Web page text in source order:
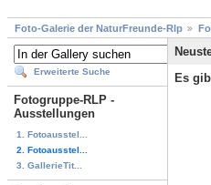
Foto-Galerie der NaturFreunde-Rlp
Erweiterte Suche
Fotogruppe-RLP -
Ausstellungen
1. Fotoausstel...
2. Fotoausstel...
3. GallerieTit...
Es